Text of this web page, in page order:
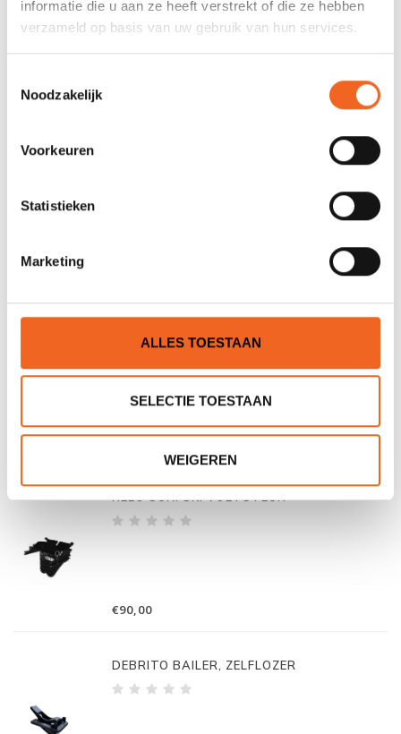
informatie die u aan ze heeft verstrekt of die ze hebben
verzameld op basis van uw gebruik van hun services.
Noodzakelijk
Voorkeuren
Statistieken
Marketing
ALLES TOESTAAN
SELECTIE TOESTAAN
WEIGEREN
€15,00
NELO SURFSKI VOETSTEUN
€90,00
DEBRITO BAILER, ZELFLOZER